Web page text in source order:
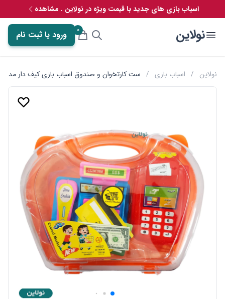
اسباب بازی های جدید با قیمت ویژه در نولاین . مشاهده
نولاین 0 ورود یا ثبت نام
نولاین / اسباب بازی / ست کارتخوان و صندوق اسباب بازی کیف دار مدل centeral market